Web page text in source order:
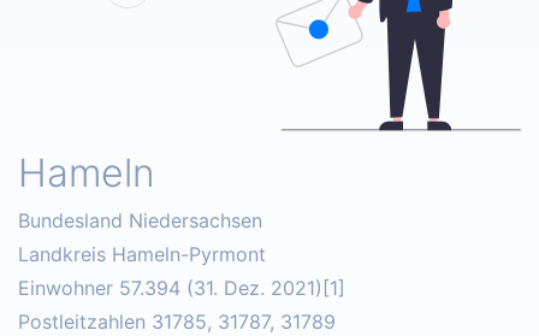
Hameln
Bundesland Niedersachsen
Landkreis Hameln-Pyrmont
Einwohner 57.394 (31. Dez. 2021)[1]
Postleitzahlen 31785, 31787, 31789